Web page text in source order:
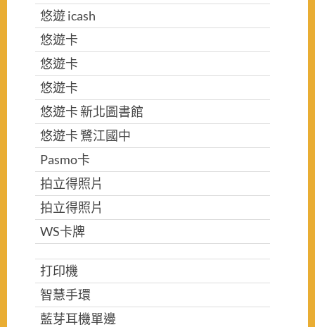
悠遊 icash
悠遊卡
悠遊卡
悠遊卡
悠遊卡 新北圖書館
悠遊卡 鷺江國中
Pasmo卡
拍立得照片
拍立得照片
WS卡牌
打印機
智慧手環
藍芽耳機單邊